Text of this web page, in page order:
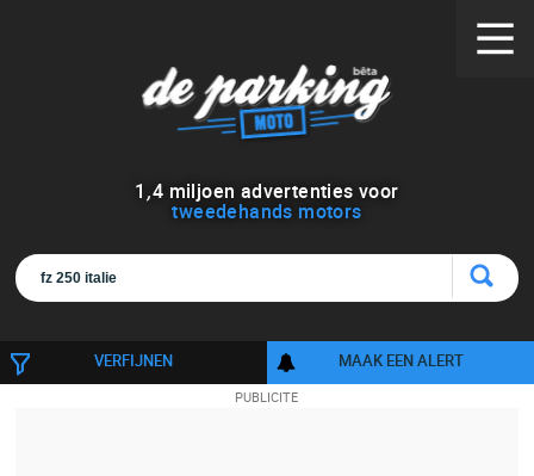
1 ,4 miljoen advertenties voor
tweedehands motors
VERFIJNEN MAAK EEN ALERT